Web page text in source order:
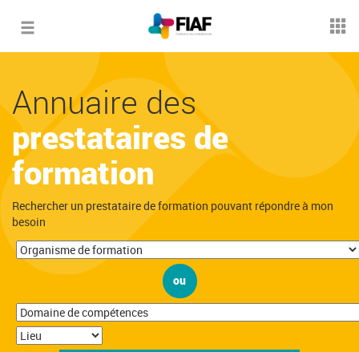
Toggle
Annuaire des
prestataires de
formation
Rechercher un prestataire de formation pouvant répondre à mon
besoin
ou